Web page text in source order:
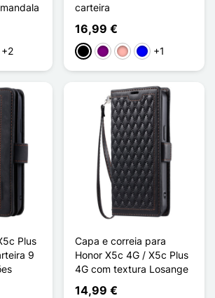
rosa
+2
carteira
16,99 €
PretoPúrpuraOuro rosa
Azul+1
Plus
9
Capa e correia para
Honor X5c 4G / X5c Plus
4G com textura Losange
14,99 €